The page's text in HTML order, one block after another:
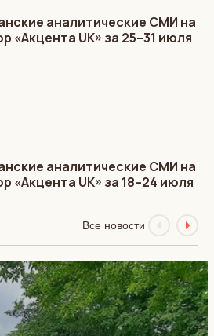
аналитические СМИ на
«Акцента UK» за 25–31 июля
аналитические СМИ на
«Акцента UK» за 18–24 июля
Все новости